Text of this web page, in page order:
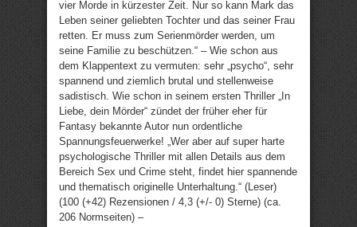
vier Morde in kürzester Zeit. Nur so kann Mark das
Leben seiner geliebten Tochter und das seiner Frau
retten. Er muss zum Serienmörder werden, um
seine Familie zu beschützen.“ – Wie schon aus
dem Klappentext zu vermuten: sehr „psycho“, sehr
spannend und ziemlich brutal und stellenweise
sadistisch. Wie schon in seinem ersten Thriller „In
Liebe, dein Mörder“ zündet der früher eher für
Fantasy bekannte Autor nun ordentliche
Spannungsfeuerwerke! „Wer aber auf super harte
psychologische Thriller mit allen Details aus dem
Bereich Sex und Crime steht, findet hier spannende
und thematisch originelle Unterhaltung.“ (Leser)
(100 (+42) Rezensionen / 4,3 (+/- 0) Sterne) (ca.
206 Normseiten) –